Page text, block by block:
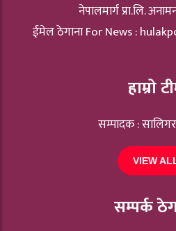
नेपालमार्ग प्रा.लि.
ईमेल ठेगाना For News :
हाम्रो
सम्पादक :
VIEW
सम्पर्क